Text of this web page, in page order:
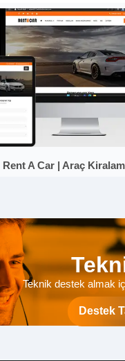
Rent A Car | Araç
Teknik destek almak
Destek